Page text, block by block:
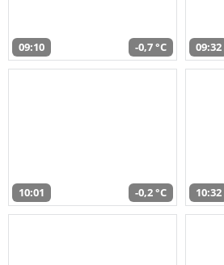
09:10 -0,7 °C 09:32
10:01 -0,2 °C 10:32